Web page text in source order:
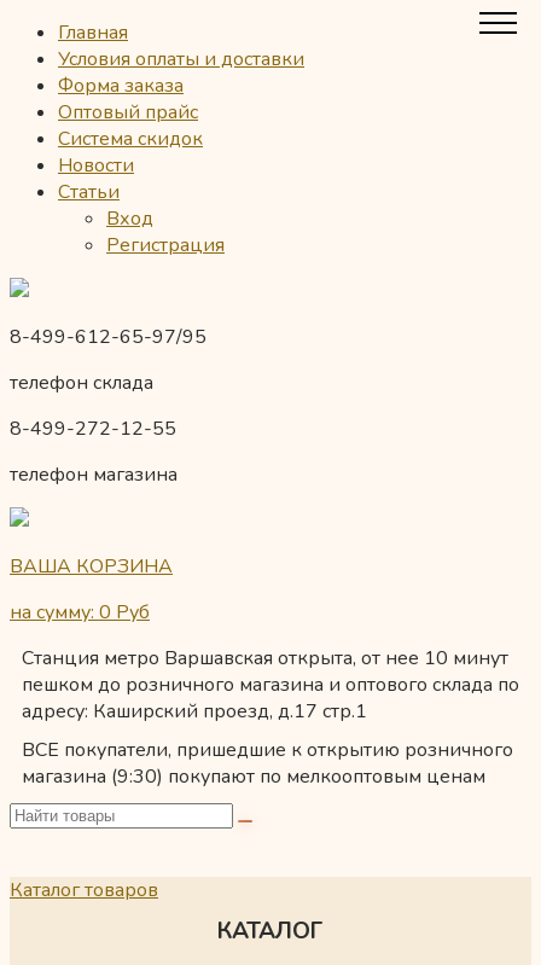
Главная
Условия оплаты и доставки
Форма заказа
Оптовый прайс
Система скидок
Новости
Статьи
Вход
Регистрация
8-499-612-65-97/95
телефон склада
8-499-272-12-55
телефон магазина
ВАША КОРЗИНА
на сумму: 0 Руб
Станция метро Варшавская открыта, от нее 10 минут
пешком до розничного магазина и оптового склада по
адресу: Каширский проезд, д.17 стр.1
ВСЕ покупатели, пришедшие к открытию розничного
магазина (9:30) покупают по мелкооптовым ценам
Каталог товаров
КАТАЛОГ